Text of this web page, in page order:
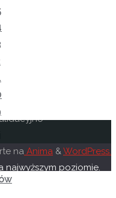
na Anima &WordPress.
najwyższym poziomie.
że zgadzasz się na